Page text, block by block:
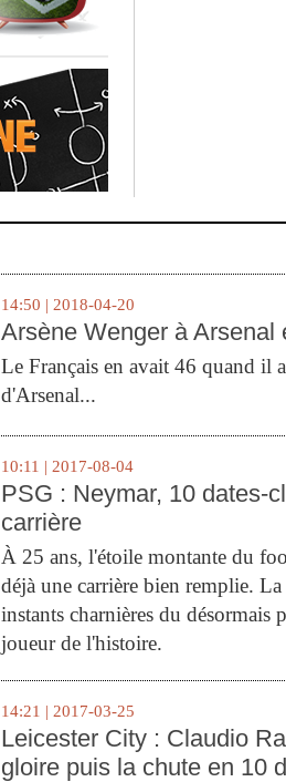
14:50 | 2018-04-20
Arsène Wenger à Arsenal
Le Français en avait 46 quand il
d'Arsenal...
10:11 | 2017-08-04
PSG : Neymar, 10 dates-
carrière
À 25 ans, l'étoile montante du
déjà une carrière bien remplie.
instants charnières du désormais
joueur de l'histoire.
14:21 | 2017-03-25
Leicester City : Claudio
gloire puis la chute en 10